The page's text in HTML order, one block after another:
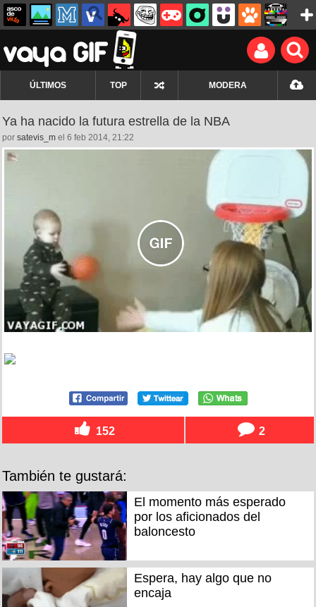
ÚLTIMOS TOP MODERA
Ya ha nacido la futura estrella de la NBA
por satevis_m el 6 feb 2014, 21:22
152 2
También te gustará:
El momento más esperado
por los aficionados del
baloncesto
Espera, hay algo que no
encaja